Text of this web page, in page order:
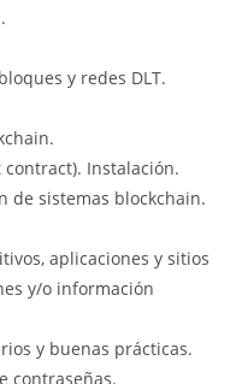
y redes DLT.
Instalación.
de sistemas blockchain.
aplicaciones y sitios
y/o información
y buenas prácticas.
contraseñas.